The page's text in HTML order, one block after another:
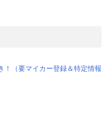
！（要マイカー登録＆特定情報